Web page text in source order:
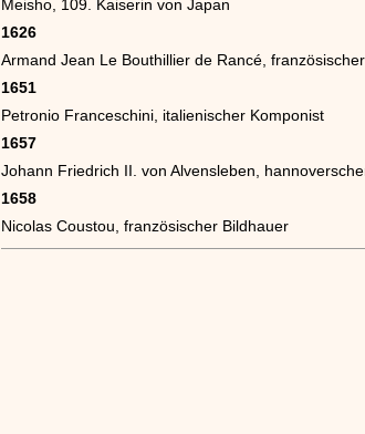
Meisho, 109. Kaiserin von Japan
1626
Armand Jean Le Bouthillier de Rancé,
1651
Petronio Franceschini, italienischer Komponist
1657
Johann Friedrich II. von Alvensleben,
1658
Nicolas Coustou, französischer Bildhauer